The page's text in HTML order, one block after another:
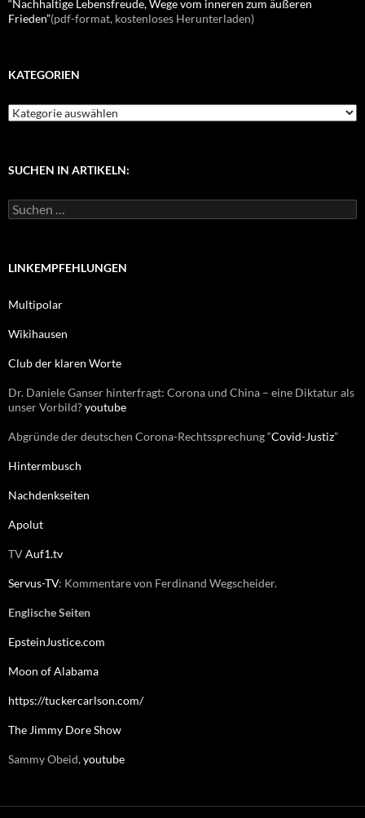
“Nachhaltige Lebensfreude, Wege vom inneren zum äußeren
Frieden”(pdf-format, kostenloses Herunterladen)
KATEGORIEN
K
g
r
SUCHEN IN ARTIKELN:
S
u
e
a
h
LINKEMPFEHLUNGEN
Multipolar
Wikihausen
Club der klaren Worte
Dr. Daniele Ganser hinterfragt: Corona und China – eine Diktatur als
unser Vorbild?youtube
Abgründe der deutschen Corona-Rechtssprechung “Covid-Justiz”
Hintermbusch
Nachdenkseiten
Apolut
TVAuf1.tv
Servus-TV: Kommentare von Ferdinand Wegscheider.
Englische Seiten
EpsteinJustice.com
Moon of Alabama
https://tuckercarlson.com/
The Jimmy Dore Show
Sammy Obeid,youtube